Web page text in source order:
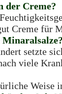
der Creme?
Creme für
Minaralsalze?
setzte
viele
Weise